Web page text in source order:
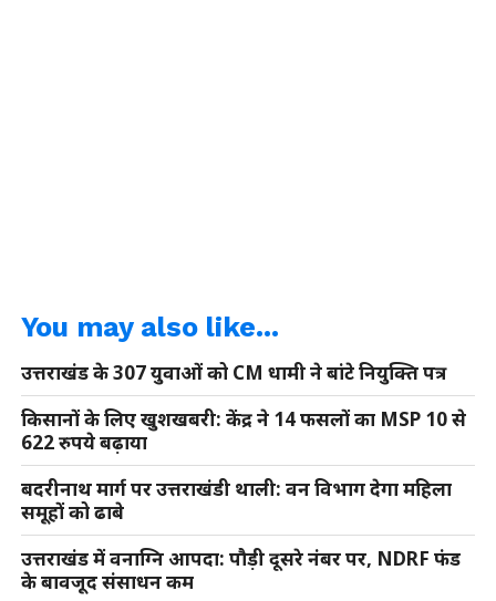
You may also like...
उत्तराखंड के 307 युवाओं को CM धामी ने बांटे नियुक्ति पत्र
किसानों के लिए खुशखबरी: केंद्र ने 14 फसलों का MSP 10 से
622 रुपये बढ़ाया
बदरीनाथ मार्ग पर उत्तराखंडी थाली: वन विभाग देगा महिला
समूहों को ढाबे
उत्तराखंड में वनाग्नि आपदा: पौड़ी दूसरे नंबर पर, NDRF फंड
के बावजूद संसाधन कम